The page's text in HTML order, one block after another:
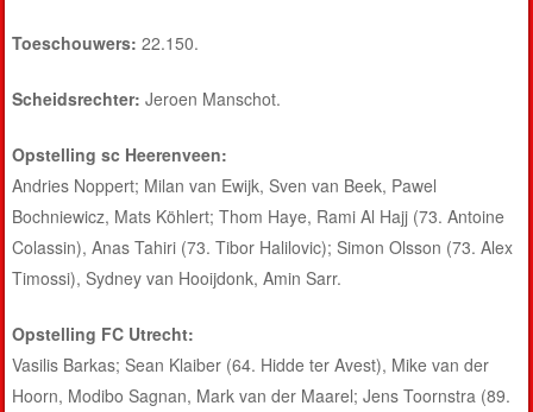
Toeschouwers: 22.150.
Scheidsrechter: Jeroen Manschot.
Opstelling sc Heerenveen:
Andries Noppert; Milan van Ewijk, Sven van Beek, Pawel
Bochniewicz, Mats Köhlert; Thom Haye, Rami Al Hajj (73. Antoine
Colassin), Anas Tahiri (73. Tibor Halilovic); Simon Olsson (73. Alex
Timossi), Sydney van Hooijdonk, Amin Sarr.
Opstelling FC Utrecht:
Vasilis Barkas; Sean Klaiber (64. Hidde ter Avest), Mike van der
Hoorn, Modibo Sagnan, Mark van der Maarel; Jens Toornstra (89.